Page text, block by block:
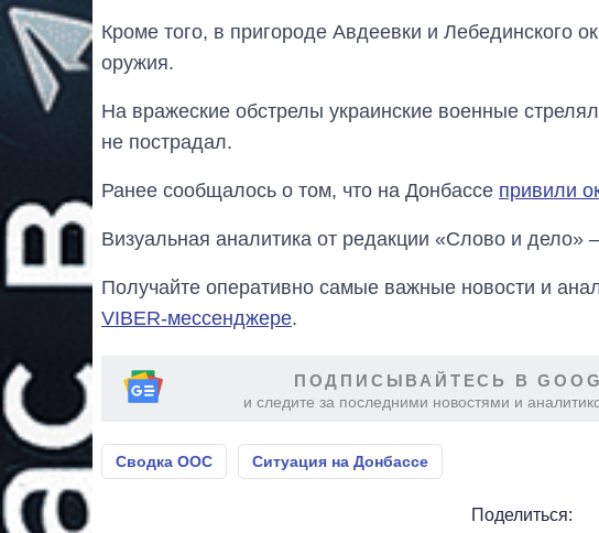
Кроме того, в пригороде Авдеевки и Лебединского
оружия.
На вражеские обстрелы украинские военные
не пострадал.
Ранее сообщалось о том, что на Донбассе привили
Визуальная аналитика от редакции «Слово и дело»
Получайте оперативно самые важные новости и
VIBER-мессенджере.
ПОДПИСЫВАЙТЕСЬ В
и следите за последними новостями и
Сводка ООС Ситуация на Донбассе
Поделиться: